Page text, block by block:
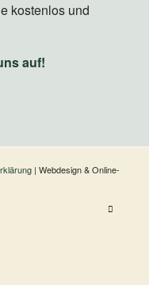
kostenlos und
auf!
| Webdesign & Online-